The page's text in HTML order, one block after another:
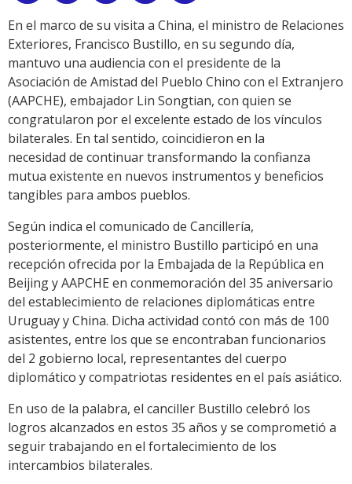
Link
En el marco de su visita a China, el ministro de Relaciones
Exteriores, Francisco Bustillo, en su segundo día,
mantuvo una audiencia con el presidente de la
Asociación de Amistad del Pueblo Chino con el Extranjero
(AAPCHE), embajador Lin Songtian, con quien se
congratularon por el excelente estado de los vínculos
bilaterales. En tal sentido, coincidieron en la
necesidad de continuar transformando la confianza
mutua existente en nuevos instrumentos y beneficios
tangibles para ambos pueblos.
Según indica el comunicado de Cancillería,
posteriormente, el ministro Bustillo participó en una
recepción ofrecida por la Embajada de la República en
Beijing y AAPCHE en conmemoración del 35 aniversario
del establecimiento de relaciones diplomáticas entre
Uruguay y China. Dicha actividad contó con más de 100
asistentes, entre los que se encontraban funcionarios
del 2 gobierno local, representantes del cuerpo
diplomático y compatriotas residentes en el país asiático.
En uso de la palabra, el canciller Bustillo celebró los
logros alcanzados en estos 35 años y se comprometió a
seguir trabajando en el fortalecimiento de los
intercambios bilaterales.